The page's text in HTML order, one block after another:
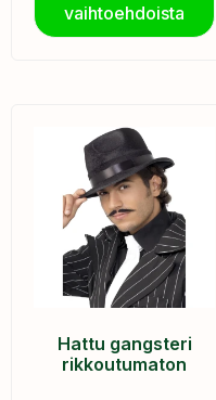
vaihtoehdoista
Hattu gangsteri
rikkoutumaton